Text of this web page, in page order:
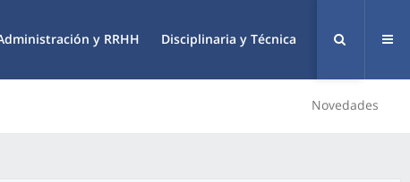
y RRHH Disciplinaria y Técnica
Novedades